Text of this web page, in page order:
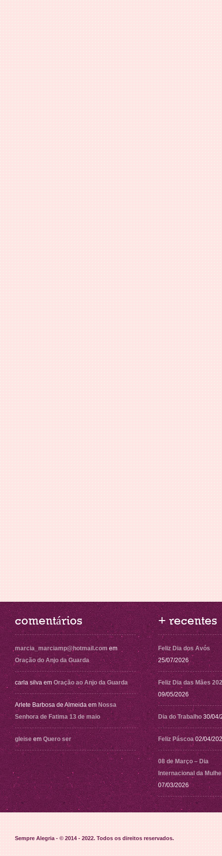
comentários
marcia_marciamp@hotmail.com em
Oração do Anjo da Guarda
carla silva em Oração ao Anjo da Guarda
Arlete Barbosa de Almeida em Nossa
Senhora de Fatima 13 de maio
gleise em Quero ser
+ recentes
Feliz Dia dos Avós
25/07/2026
Feliz Dia das Mães
09/05/2026
Dia do Trabalho 30/04/
Feliz Páscoa 02/04/
08 de Março – Dia
Internacional da
07/03/2026
Sempre Alegria - © 2014 - 2022. Todos os direitos reservados.